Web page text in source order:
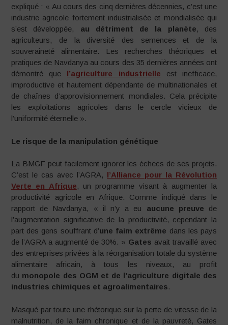
expliqué : « Au cours des cinq dernières décennies, c’est une
industrie agricole fortement industrialisée et mondialisée qui
s’est développée, au détriment de la planète, des
agriculteurs, de la diversité des semences et de la
souveraineté alimentaire. Les recherches théoriques et
pratiques de Navdanya au cours des 35 dernières années ont
démontré que
l’agriculture industrielle
est inefficace,
improductive et hautement dépendante de multinationales et
de chaînes d’approvisionnement mondiales. Cela précipite
les exploitations agricoles dans le cercle vicieux de
l’uniformité éternelle ».
Le risque de la manipulation génétique
La BMGF peut facilement ignorer les échecs de ses projets.
C’est le cas avec l’AGRA, l’Alliance pour la Révolution
Verte en Afrique, un programme visant à augmenter la
productivité agricole en Afrique. Comme indiqué dans le
rapport de Navdanya, « il n’y a eu aucune preuve de
l’augmentation significative de la productivité, cependant la
part des gens souffrant d’une faim extrême dans les pays
de l’AGRA a augmenté de 30%. » Gates avait travaillé avec
des entreprises privées à la réorganisation totale du système
alimentaire africain, à tous les niveaux, au profit
du monopole des OGM et de l’agriculture digitale des
industries chimiques et agroalimentaires.
Masqué par toute une rhétorique sur la perte de vitesse de la
malnutrition, de la faim chronique et de la pauvreté, Gates